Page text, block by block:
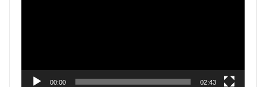
00:00 02:43